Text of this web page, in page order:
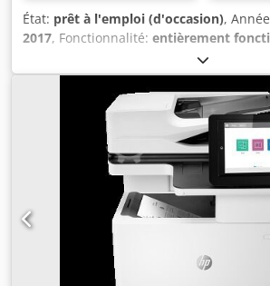
État: prêt à l'emploi (d'occasion),
2017, Fonctionnalité: entièrement
disposons ici d’une table d’impression
systems HS1000 avec 2 têtes jet
il s’agit d’une machine de
utilisée. N’a jamais réellement été
Dkodpfx Ahsy R Dhajfor